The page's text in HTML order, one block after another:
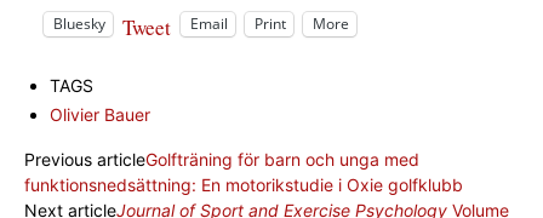
Bluesky Tweet Email Print More
TAGS
Olivier Bauer
Previous articleGolfträning för barn och unga med
funktionsnedsättning: En motorikstudie i Oxie golfklubb
Next articleJournal of Sport and Exercise Psychology Volume